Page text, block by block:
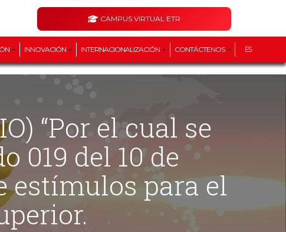
CAMPUS VIRTUAL ETR
INNOVACIÓN INTERNACIONALIZACIÓN CONTÁCTENOS ES
019 del 10 de
estímulos para el